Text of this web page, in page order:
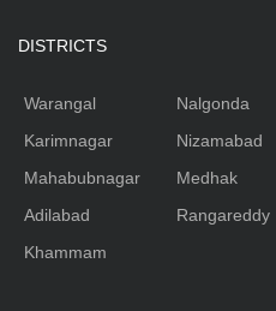
DISTRICTS
Warangal
Karimnagar
Mahabubnagar
Adilabad
Khammam
Nalgonda
Nizamabad
Medhak
Rangareddy